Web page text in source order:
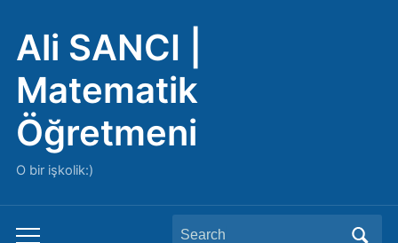
Ali SANCI |
Matematik
Öğretmeni
O bir işkolik:)
Toggle
Search